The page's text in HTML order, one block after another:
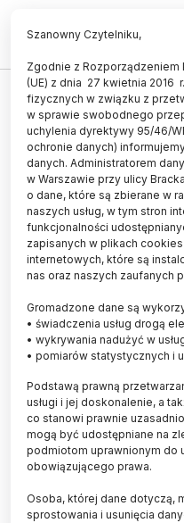
Katowice/
Wydziału
oficjalnie
09.10.2017
aktualizacja:
3 minuty czytania
Nowy budynek Wydziału
Szanowny Czytelniku,
Zgodnie z Rozporządzeniem
(UE) z dnia 27 kwietnia 2016
fizycznych w związku z
w sprawie swobodnego
uchylenia dyrektywy 95/46/
ochronie danych)
danych. Administratorem
w Warszawie przy ulicy
o dane, które są zbierane w
naszych usług, w tym stron
funkcjonalności
zapisanych w plikach
internetowych, które są
nas oraz naszych zaufanych
Gromadzone dane są
• świadczenia usług drogą
• wykrywania nadużyć w
• pomiarów statystycznych i
Podstawą prawną
usługi i jej doskonalenie, a
co stanowi prawnie
mogą być udostępniane na
podmiotom uprawnionym do
obowiązującego prawa.
Osoba, której dane dotyczą,
sprostowania i usunięcia